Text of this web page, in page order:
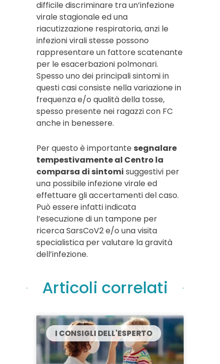
difficile discriminare tra un’infezione
virale stagionale ed una
riacutizzazione respiratoria, anzi le
infezioni virali stesse possono
rappresentare un fattore scatenante
per le esacerbazioni polmonari.
Spesso uno dei principali sintomi in
questi casi consiste nella variazione in
frequenza e/o qualità della tosse,
spesso presente nei ragazzi con FC
anche in benessere.
Per questo è importante segnalare
tempestivamente al Centro la
comparsa di sintomi suggestivi per
una possibile infezione virale ed
effettuare gli accertamenti del caso.
Può essere infatti indicata
l’esecuzione di un tampone per
ricerca SarsCoV2 e/o una visita
specialistica per valutare la gravità
dell’infezione.
Articoli correlati
I CONSIGLI DELL'ESPERTO